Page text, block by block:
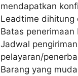
mendapatkan
Leadtime dihitung
Batas
Jadwal
pelayaran/
Barang yang